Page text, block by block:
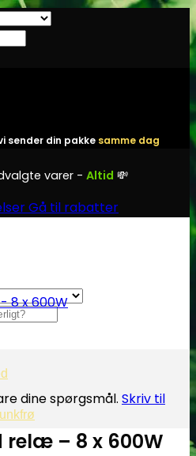
sender din pakke samme dag
varer - Altid 💸
Gå til rabatter
dine spørgsmål. Skriv til
relæ – 8 x 600W